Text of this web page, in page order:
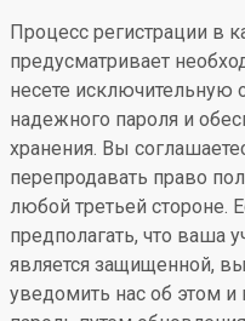
Процесс регистрации в
предусматривает
несете исключительную
надежного пароля и
хранения. Вы
перепродавать право
любой третьей стороне.
предполагать, что ваша
является защищенной,
уведомить нас об этом